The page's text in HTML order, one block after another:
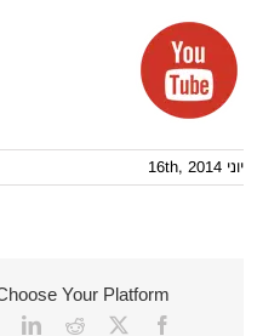
יוני 16th, 2014
Your Platform!
Facebook
X
Reddit